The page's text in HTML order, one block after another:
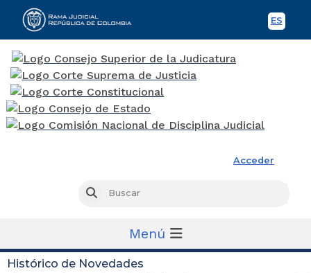
ES
Acceder
Buscar
Menú
Histórico de Novedades